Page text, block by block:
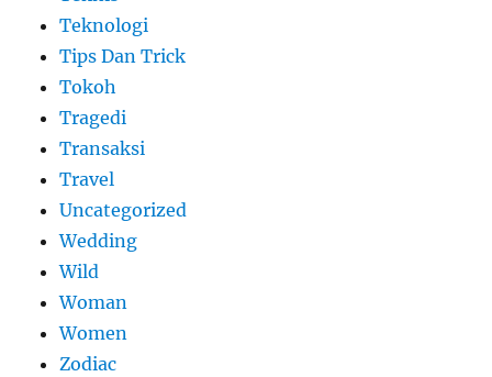
Teknologi
Tips Dan Trick
Tokoh
Tragedi
Transaksi
Travel
Uncategorized
Wedding
Wild
Woman
Women
Zodiac